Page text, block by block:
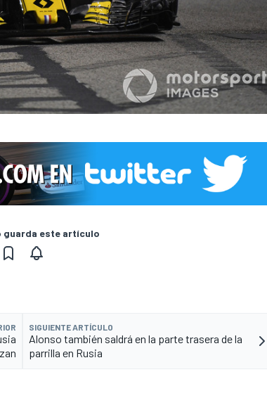
guarda este artículo
SIGUIENTE ARTÍCULO
Alonso también saldrá en la parte trasera de la
parrilla en Rusia